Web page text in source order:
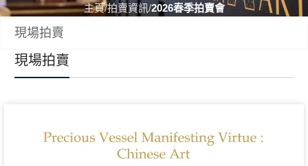
主頁 拍賣資訊 2026春季拍賣會
現場拍賣
現場拍賣